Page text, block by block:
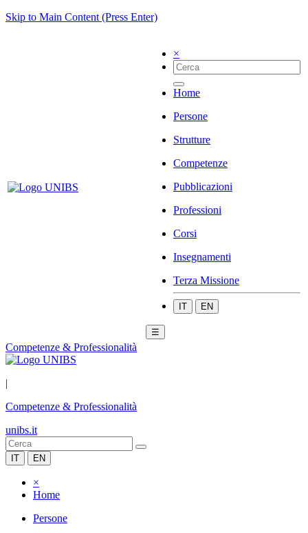
Skip to Main Content (Press Enter)
×
Home
Persone
Strutture
Competenze
Pubblicazioni
Professioni
Corsi
Insegnamenti
Terza Missione
IT EN
☰
Competenze & Professionalità
|
Competenze & Professionalità
unibs.it
IT EN
×
Home
Persone